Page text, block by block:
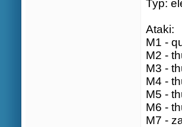
Typ:
Ataki:
M1 -
M2 -
M3 -
M4 -
M5 -
M6 -
M7 -